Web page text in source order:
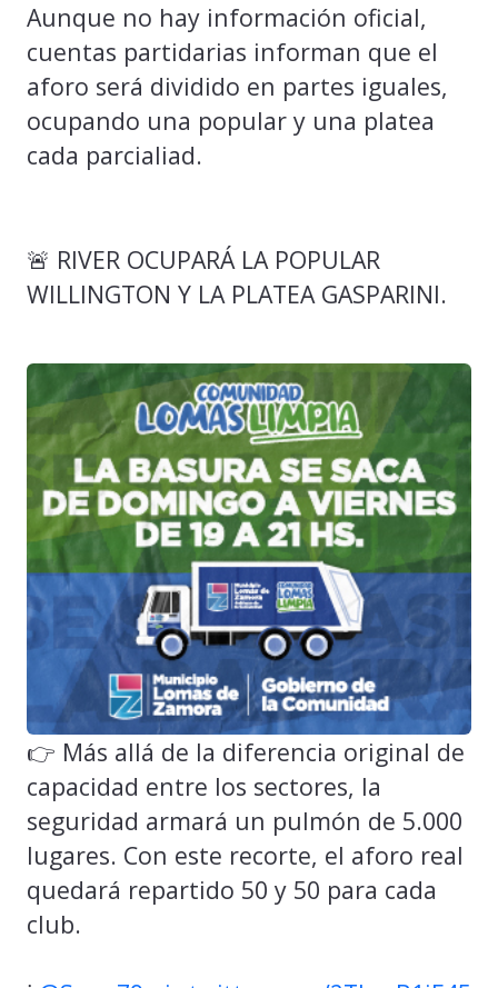
Aunque no hay información oficial,
cuentas partidarias informan que el
aforo será dividido en partes iguales,
ocupando una popular y una platea
cada parcialiad.
🚨 RIVER OCUPARÁ LA POPULAR
WILLINGTON Y LA PLATEA GASPARINI.
👉 Más allá de la diferencia original de
capacidad entre los sectores, la
seguridad armará un pulmón de 5.000
lugares. Con este recorte, el aforo real
quedará repartido 50 y 50 para cada
club.